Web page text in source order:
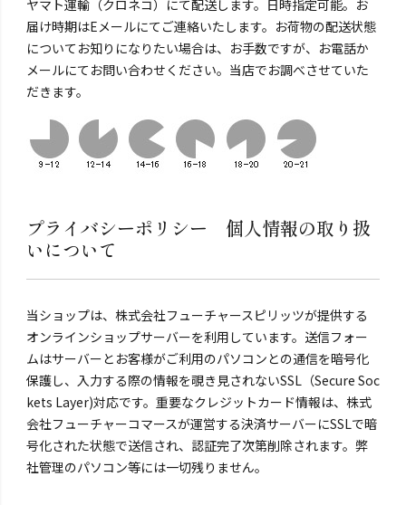
ヤマト運輸（クロネコ）にて配送します。日時指定可能。お
届け時期はEメールにてご連絡いたします。お荷物の配送状態
についてお知りになりたい場合は、お手数ですが、お電話か
メールにてお問い合わせください。当店でお調べさせていた
だきます。
プライバシーポリシー 個人情報の取り扱
いについて
当ショップは、株式会社フューチャースピリッツが提供する
オンラインショップサーバーを利用しています。送信フォー
ムはサーバーとお客様がご利用のパソコンとの通信を暗号化
保護し、入力する際の情報を覗き見されないSSL（Secure Soc
kets Layer)対応です。重要なクレジットカード情報は、株式
会社フューチャーコマースが運営する決済サーバーにSSLで暗
号化された状態で送信され、認証完了次第削除されます。弊
社管理のパソコン等には一切残りません。